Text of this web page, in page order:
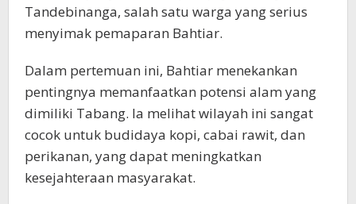
Tandebinanga, salah satu warga yang serius
menyimak pemaparan Bahtiar.
Dalam pertemuan ini, Bahtiar menekankan
pentingnya memanfaatkan potensi alam yang
dimiliki Tabang. Ia melihat wilayah ini sangat
cocok untuk budidaya kopi, cabai rawit, dan
perikanan, yang dapat meningkatkan
kesejahteraan masyarakat.